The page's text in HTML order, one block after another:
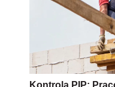
Kontrola PIP: